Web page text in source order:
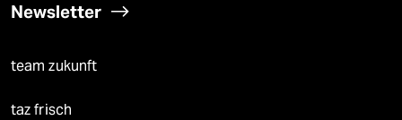
Newsletter
team zukunft
taz frisch